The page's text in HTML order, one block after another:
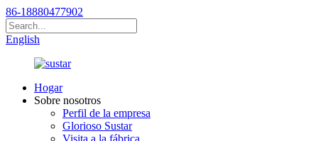
86-18880477902
English
Hogar
Sobre nosotros
Perfil de la empresa
Glorioso Sustar
Visita a la fábrica